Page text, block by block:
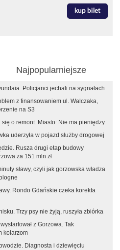
kup bilet
Najpopularniejsze
Policjanci jechali na sygnałach
z finansowaniem ul. Walczaka,
na S3
o remont. Miasto: Nie ma pieniędzy
uderzyła w pojazd służby drogowej
Rusza drugi etap budowy
za 151 mln zł
sławy, czyli jak gorzowska władza
Rondo Gdańskie czeka korekta
Trzy psy nie żyją, ruszyła zbiórka
z Gorzowa. Tak
kolarzom
Diagnosta i dziewięciu